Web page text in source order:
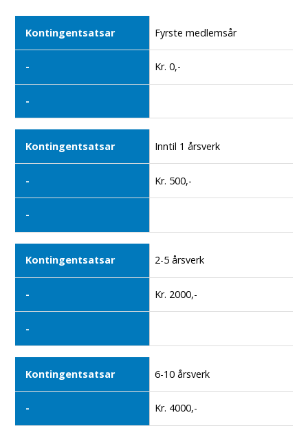
Kontingentsatsar
-
Fyrste medlemsår
Kr. 0,-
Inntil 1 årsverk
Kr. 500,-
2-5 årsverk
Kr. 2000,-
6-10 årsverk
Kr. 4000,-